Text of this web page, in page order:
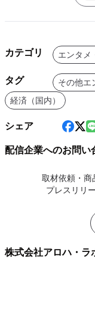
カテゴリ エンタメ
タグ その他エ
経済（国内）
シェア
配信企業へのお問い
取材依頼・商
プレスリリ
株式会社アロハ・ラ